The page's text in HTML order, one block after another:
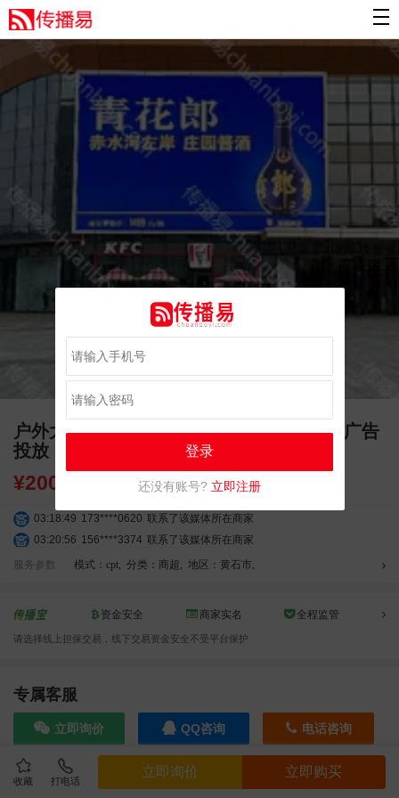
收藏 打电话
立即询价 立即购买
户外大屏 黄石市团城山万达商场 LED大屏广告
投放
¥20000.00
03:18:49 173****0620 联系了该媒体所在商家
03:20:56 156****3374 联系了该媒体所在商家
03:42:33 158****0746
联系了该媒体所在商家
04:16:44
181****0078
联系了该媒体所在商家
03:40:56
10:08:47 155****5272 联系了该媒体所在商家
02:32:27 176****3456
联系了该媒体所在商家
182****6963 联系了该媒体所在商家
11:44:28
联系了该媒体所在商家
服务参数 模式：cpt, 分类：商超 , 地区：黄石市,
资金安全 商家实名 全程监管
请选择线上担保交易，线下交易资金安全不受平台保护
专属客服
立即询价 QQ咨询 电话咨询
效果截图
登录
还没有账号? 立即注册